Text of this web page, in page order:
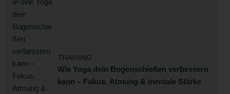
TRAINING
Wie Yoga dein Bogenschießen verbessern
kann – Fokus, Atmung & mentale Stärke